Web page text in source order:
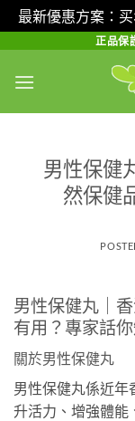
最新優惠方案：
content
正品保
男性保健
然保健
男性保健丸｜
有用？專家話
關於男性保健丸
男性保健丸係近年
升活力、增強體能